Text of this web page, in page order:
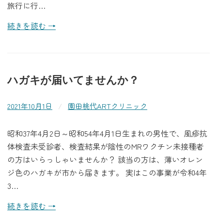
旅行に行…
続きを読む →
ハガキが届いてませんか？
2021年10月1日 / 園田桃代ARTクリニック
昭和37年4月2日～昭和54年4月1日生まれの男性で、風疹抗
体検査未受診者、検査結果が陰性のMRワクチン未接種者
の方はいらっしゃいませんか？ 該当の方は、薄いオレン
ジ色のハガキが市から届きます。 実はこの事業が令和4年
3…
続きを読む →